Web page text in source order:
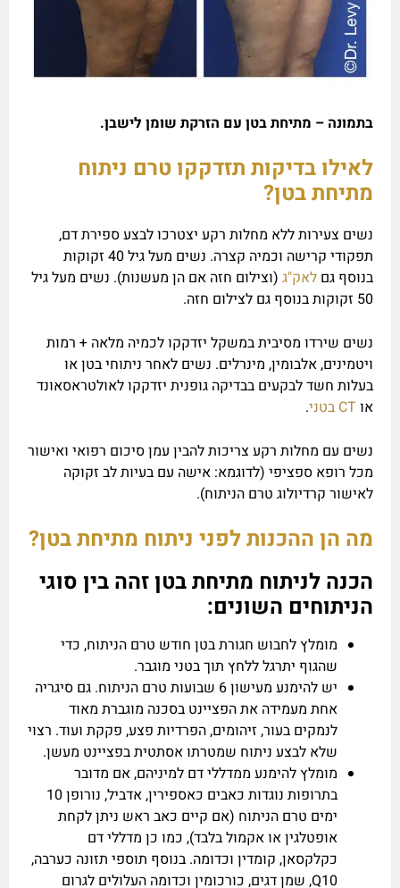
בתמונה – מתיחת בטן עם הזרקת שומן לישבן.
לאילו בדיקות תזדקקו טרם ניתוח
מתיחת בטן?
נשים צעירות ללא מחלות רקע יצטרכו לבצע ספירת דם,
תפקודי קרישה וכמיה קצרה. נשים מעל גיל 40 זקוקות
בנוסף גם לאק"ג (וצילום חזה אם הן מעשנות). נשים מעל גיל
50 זקוקות בנוסף גם לצילום חזה.
נשים שירדו מסיבית במשקל יזדקקו לכמיה מלאה + רמות
ויטמינים, אלבומין, מינרלים. נשים לאחר ניתוחי בטן או
בעלות חשד לבקעים בבדיקה גופנית יזדקקו לאולטראסאונד
אוCT בטני .
נשים עם מחלות רקע צריכות להבין עמן סיכום רפואי ואישור
מכל רופא ספציפי (לדוגמא: אישה עם בעיות לב זקוקה
לאישור קרדיולוג טרם הניתוח).
מה הן ההכנות לפני ניתוח מתיחת בטן?
הכנה לניתוח מתיחת בטן זהה בין סוגי
הניתוחים השונים:
מומלץ לחבוש חגורת בטן חודש טרם הניתוח, כדי
שהגוף יתרגל ללחץ תוך בטני מוגבר.
יש להימנע מעישון 6 שבועות טרם הניתוח. גם סיגריה
אחת מעמידה את הפציינט בסכנה מוגברת מאוד
לנמקים בעור, זיהומים, הפרדיות פצע, פקקת ועוד. רצוי
שלא לבצע ניתוח שמטרתו אסתטית בפציינט מעשן.
מומלץ להימנע ממדללי דם למיניהם, אם מדובר
בתרופות נוגדות כאבים כאספירין, אדביל, נורופן 10
ימים טרם הניתוח (אם קיים כאב ראש ניתן לקחת
אופטלגין או אקמול בלבד), כמו כן מדללי דם
כקלקסאן, קומדין וכדומה. בנוסף תוספי תזונה כערבה,
Q10, שמן דגים, כורכומין וכדומה העלולים לגרום